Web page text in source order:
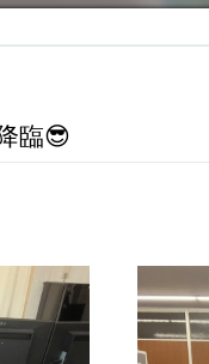
臨😎